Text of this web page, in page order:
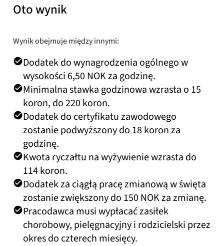
Oto wynik
Wynik obejmuje między innymi:
Dodatek do wynagrodzenia ogólnego w
wysokości 6,50 NOK za godzinę.
Minimalna stawka godzinowa wzrasta o 15
koron, do 220 koron.
Dodatek do certyfikatu zawodowego
zostanie podwyższony do 18 koron za
godzinę.
Kwota ryczałtu na wyżywienie wzrasta do
114 koron.
Dodatek za ciągłą pracę zmianową w święta
zostanie zwiększony do 150 NOK za zmianę.
Pracodawca musi wypłacać zasiłek
chorobowy, pielęgnacyjny i rodzicielski przez
okres do czterech miesięcy.